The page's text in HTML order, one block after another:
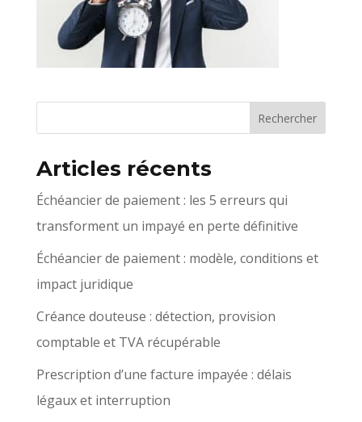
Articles récents
Échéancier de paiement : les 5 erreurs qui
transforment un impayé en perte définitive
Échéancier de paiement : modèle, conditions et
impact juridique
Créance douteuse : détection, provision
comptable et TVA récupérable
Prescription d’une facture impayée : délais
légaux et interruption